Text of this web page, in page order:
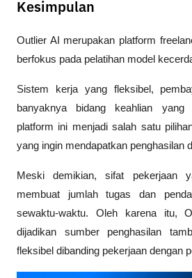
Kesimpulan
Outlier AI merupakan platform
berfokus pada pelatihan model
Sistem kerja yang fleksibel,
banyaknya bidang keahlian yang
platform ini menjadi salah satu
yang ingin mendapatkan penghasilan
Meski demikian, sifat pekerjaan
membuat jumlah tugas dan
sewaktu-waktu. Oleh karena itu,
dijadikan sumber penghasilan
fleksibel dibanding pekerjaan dengan